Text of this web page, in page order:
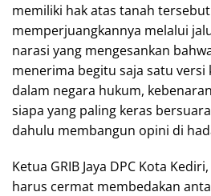
memiliki hak atas tanah
memperjuangkannya melalui
narasi yang mengesankan
menerima begitu saja satu versi
dalam negara hukum,
siapa yang paling keras
dahulu membangun opini di
Ketua GRIB Jaya DPC Kota
harus cermat membedakan